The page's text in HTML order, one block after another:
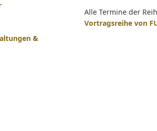
&
Alle Termine der
Vortragsreihe von